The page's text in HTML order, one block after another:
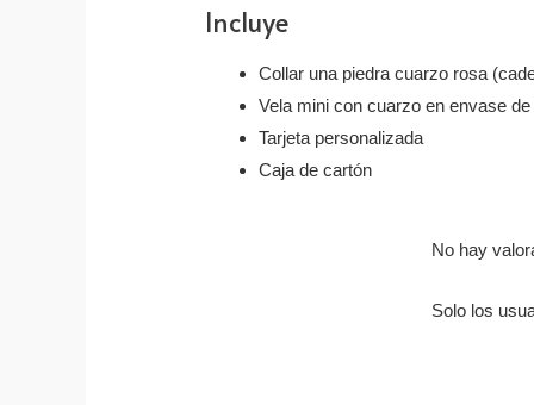
Incluye
Collar una piedra cuarzo rosa
Vela mini con cuarzo en envase
Tarjeta personalizada
Caja de cartón
No hay
Solo los